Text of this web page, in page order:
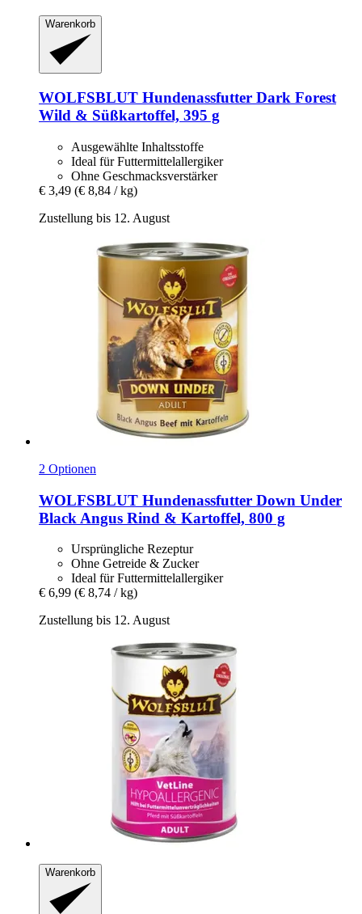
Warenkorb
WOLFSBLUT Hundenassfutter Dark Forest
Wild & Süßkartoffel, 395 g
Ausgewählte Inhaltsstoffe
Ideal für Futtermittelallergiker
Ohne Geschmacksverstärker
€ 3,49 (€ 8,84 / kg)
Zustellung bis 12. August
2 Optionen
WOLFSBLUT Hundenassfutter Down Under
Black Angus Rind & Kartoffel, 800 g
Ursprüngliche Rezeptur
Ohne Getreide & Zucker
Ideal für Futtermittelallergiker
€ 6,99 (€ 8,74 / kg)
Zustellung bis 12. August
Warenkorb